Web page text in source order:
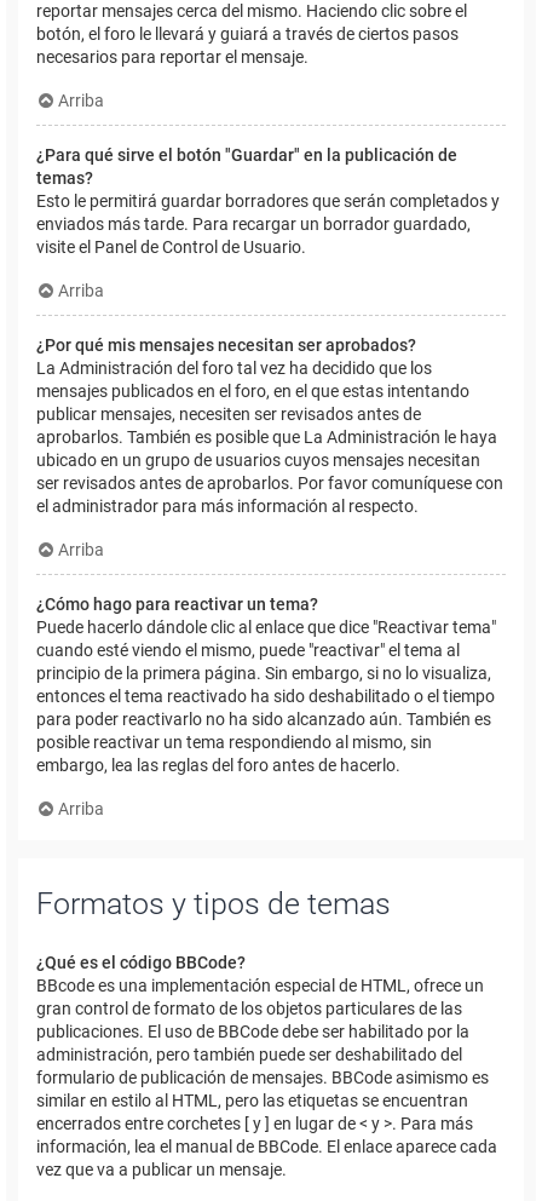
reportar mensajes cerca del mismo. Haciendo clic sobre el
botón, el foro le llevará y guiará a través de ciertos pasos
necesarios para reportar el mensaje.
Arriba
¿Para qué sirve el botón "Guardar" en la publicación de
temas?
Esto le permitirá guardar borradores que serán completados y
enviados más tarde. Para recargar un borrador guardado,
visite el Panel de Control de Usuario.
Arriba
¿Por qué mis mensajes necesitan ser aprobados?
La Administración del foro tal vez ha decidido que los
mensajes publicados en el foro, en el que estas intentando
publicar mensajes, necesiten ser revisados antes de
aprobarlos. También es posible que La Administración le haya
ubicado en un grupo de usuarios cuyos mensajes necesitan
ser revisados antes de aprobarlos. Por favor comuníquese con
el administrador para más información al respecto.
Arriba
¿Cómo hago para reactivar un tema?
Puede hacerlo dándole clic al enlace que dice "Reactivar tema"
cuando esté viendo el mismo, puede "reactivar" el tema al
principio de la primera página. Sin embargo, si no lo visualiza,
entonces el tema reactivado ha sido deshabilitado o el tiempo
para poder reactivarlo no ha sido alcanzado aún. También es
posible reactivar un tema respondiendo al mismo, sin
embargo, lea las reglas del foro antes de hacerlo.
Arriba
Formatos y tipos de temas
¿Qué es el código BBCode?
BBcode es una implementación especial de HTML, ofrece un
gran control de formato de los objetos particulares de las
publicaciones. El uso de BBCode debe ser habilitado por la
administración, pero también puede ser deshabilitado del
formulario de publicación de mensajes. BBCode asimismo es
similar en estilo al HTML, pero las etiquetas se encuentran
encerrados entre corchetes [ y ] en lugar de < y >. Para más
información, lea el manual de BBCode. El enlace aparece cada
vez que va a publicar un mensaje.